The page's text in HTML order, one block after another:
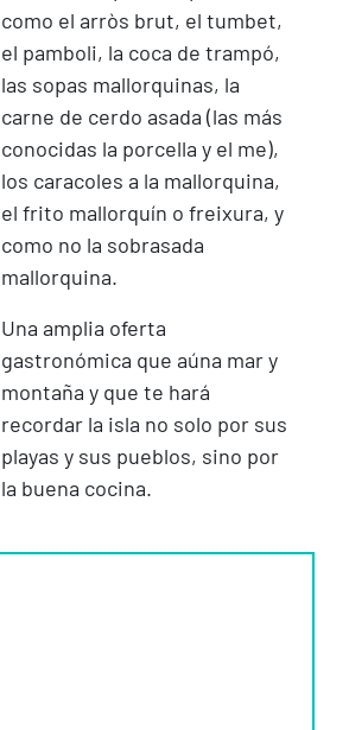
como el arròs brut, el tumbet,
el pamboli, la coca de trampó,
las sopas mallorquinas, la
carne de cerdo asada (las más
conocidas la porcella y el me),
los caracoles a la mallorquina,
el frito mallorquín o freixura, y
como no la sobrasada
mallorquina.
Una amplia oferta
gastronómica que aúna mar y
montaña y que te hará
recordar la isla no solo por sus
playas y sus pueblos, sino por
la buena cocina.